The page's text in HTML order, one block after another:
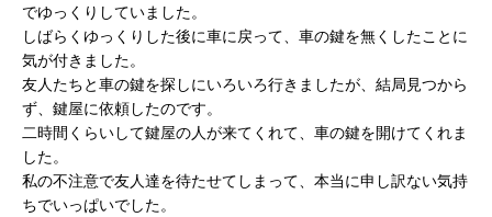
でゆっくりしていました。
しばらくゆっくりした後に車に戻って、車の鍵を無くしたことに
気が付きました。
友人たちと車の鍵を探しにいろいろ行きましたが、結局見つから
ず、鍵屋に依頼したのです。
二時間くらいして鍵屋の人が来てくれて、車の鍵を開けてくれま
した。
私の不注意で友人達を待たせてしまって、本当に申し訳ない気持
ちでいっぱいでした。